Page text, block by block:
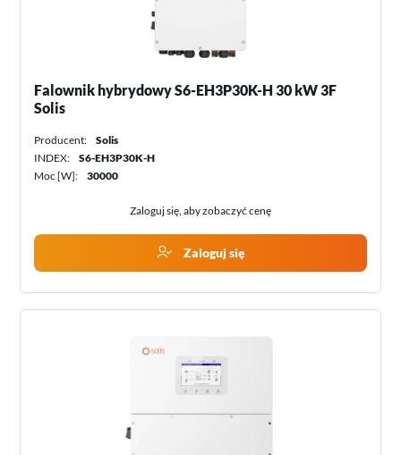
Falownik hybrydowy S6-EH3P30K-H 30 kW 3F
Solis
Producent:
Solis
INDEX:
S6-EH3P30K-H
Moc [W]:
30000
Zaloguj się, aby zobaczyć cenę
Zaloguj się